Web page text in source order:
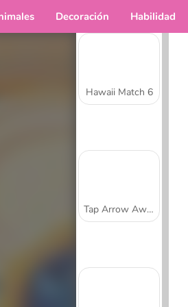
Decoración Habilidad
Hawaii Match 6
Tap Arrow Away